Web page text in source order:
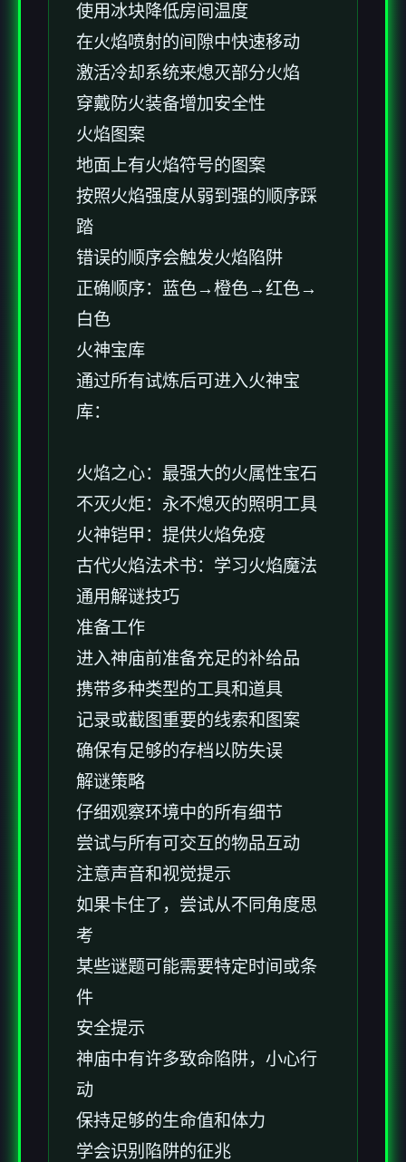
使用冰块降低房间温度
在火焰喷射的间隙中快速移动
激活冷却系统来熄灭部分火焰
穿戴防火装备增加安全性
火焰图案
地面上有火焰符号的图案
按照火焰强度从弱到强的顺序踩
踏
错误的顺序会触发火焰陷阱
正确顺序：蓝色→橙色→红色→
白色
火神宝库
通过所有试炼后可进入火神宝
库：
火焰之心：最强大的火属性宝石
不灭火炬：永不熄灭的照明工具
火神铠甲：提供火焰免疫
古代火焰法术书：学习火焰魔法
通用解谜技巧
准备工作
进入神庙前准备充足的补给品
携带多种类型的工具和道具
记录或截图重要的线索和图案
确保有足够的存档以防失误
解谜策略
仔细观察环境中的所有细节
尝试与所有可交互的物品互动
注意声音和视觉提示
如果卡住了，尝试从不同角度思
考
某些谜题可能需要特定时间或条
件
安全提示
神庙中有许多致命陷阱，小心行
动
保持足够的生命值和体力
学会识别陷阱的征兆